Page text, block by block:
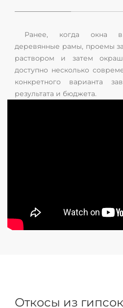
Ранее, когда окна
деревянные рамы, проемы
раствором и затем
доступно несколько
конкретного варианта
результата и бюджета.
Откосы из